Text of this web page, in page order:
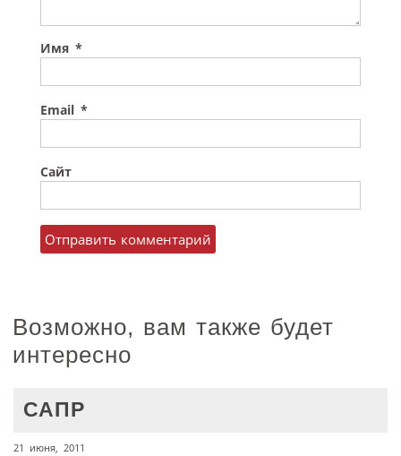
Имя *
Email *
Сайт
Возможно, вам также будет
интересно
САПР
21 июня, 2011